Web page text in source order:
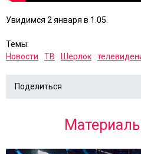
Увидимся 2 января в 1.05.
Темы:
Новости
ТВ Шерлок
Поделиться